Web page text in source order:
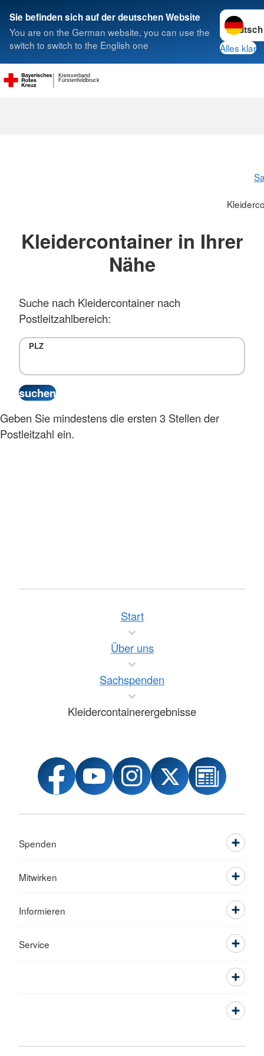
Sie befinden sich auf der deutschen Website
You are on the German website, you can use the
switch to switch to the English one
Sprache
Alles klar
Fürstenfeldbruck
Kreisverband
Suche
Kleidercontainer in Ihrer
Nähe
Suche nach Kleidercontainer nach
Postleitzahlbereich:
PLZ
Geben Sie mindestens die ersten 3 Stellen der
Postleitzahl ein.
Start
Über uns
Sachspenden
Kleidercontainerergebnisse
Spenden
Mitwirken
Informieren
Service